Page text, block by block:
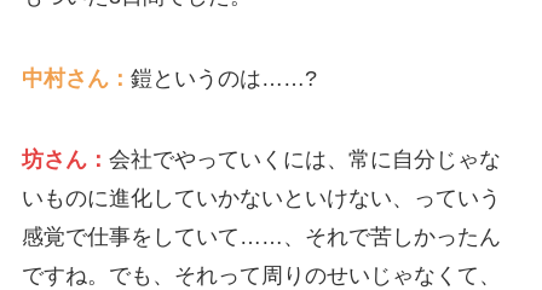
中村さん： 鎧というのは……?
坊さん： 会社でやっていくには、常に自分じゃな
いものに進化していかないといけない、っていう
感覚で仕事をしていて……、それで苦しかったん
ですね。でも、それって周りのせいじゃなくて、